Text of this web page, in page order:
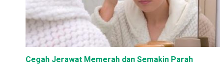
Cegah Jerawat Memerah dan Semakin Parah